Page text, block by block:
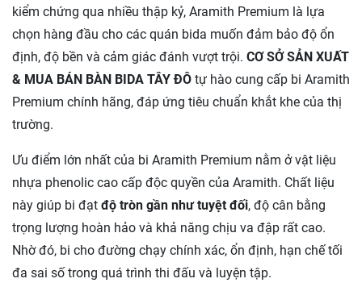
kiểm chứng qua nhiều thập kỷ, Aramith Premium là lựa
chọn hàng đầu cho các quán bida muốn đảm bảo độ ổn
định, độ bền và cảm giác đánh vượt trội. CƠ SỞ SẢN XUẤT
& MUA BÁN BÀN BIDA TÂY ĐÔ tự hào cung cấp bi Aramith
Premium chính hãng, đáp ứng tiêu chuẩn khắt khe của thị
trường.
Ưu điểm lớn nhất của bi Aramith Premium nằm ở vật liệu
nhựa phenolic cao cấp độc quyền của Aramith. Chất liệu
này giúp bi đạt độ tròn gần như tuyệt đối, độ cân bằng
trọng lượng hoàn hảo và khả năng chịu va đập rất cao.
Nhờ đó, bi cho đường chạy chính xác, ổn định, hạn chế tối
đa sai số trong quá trình thi đấu và luyện tập.